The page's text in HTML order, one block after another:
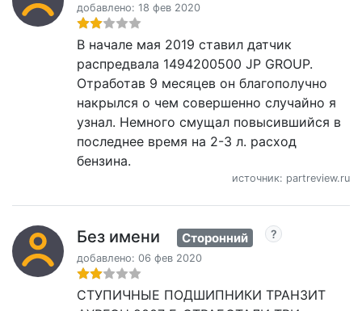
добавлено: 18 фев 2020
В начале мая 2019 ставил датчик
распредвала 1494200500 JP GROUP.
Отработав 9 месяцев он благополучно
накрылся о чем совершенно случайно я
узнал. Немного смущал повысившийся в
последнее время на 2-3 л. расход
бензина.
источник: partreview.ru
Без имени Сторонний
добавлено: 06 фев 2020
СТУПИЧНЫЕ ПОДШИПНИКИ ТРАНЗИТ